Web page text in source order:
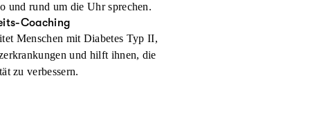
und rund um die Uhr sprechen.
Coaching
Menschen mit Diabetes Typ II,
und hilft ihnen, die
zu verbessern.